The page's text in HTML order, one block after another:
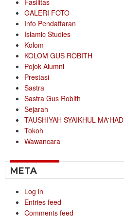
Fasilitas
GALERI FOTO
Info Pendaftaran
Islamic Studies
Kolom
KOLOM GUS ROBITH
Pojok Alumni
Prestasi
Sastra
Sastra Gus Robith
Sejarah
TAUSHIYAH SYAIKHUL MA'HAD
Tokoh
Wawancara
META
Log in
Entries feed
Comments feed